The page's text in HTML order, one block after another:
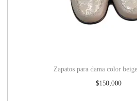
Zapatos para dama color
$150,000